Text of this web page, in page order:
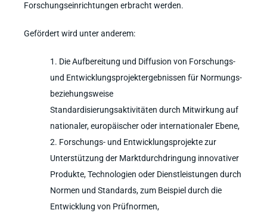
Forschungseinrichtungen erbracht werden.
Gefördert wird unter anderem:
Die Aufbereitung und Diffusion von Forschungs-
und Entwicklungsprojektergebnissen für Normungs-
beziehungsweise
Standardisierungsaktivitäten durch Mitwirkung auf
nationaler, europäischer oder internationaler Ebene,
Forschungs- und Entwicklungsprojekte zur
Unterstützung der Marktdurchdringung innovativer
Produkte, Technologien oder Dienstleistungen durch
Normen und Standards, zum Beispiel durch die
Entwicklung von Prüfnormen,